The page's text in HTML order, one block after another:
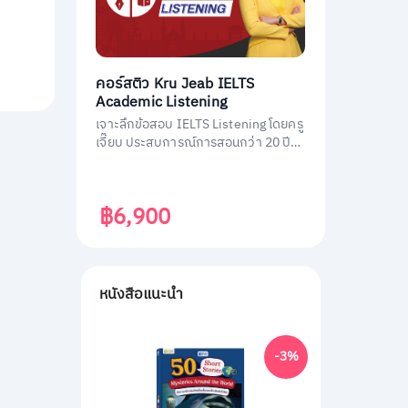
คอร์สติว Kru Jeab IELTS
Academic Listening
เจาะลึกข้อสอบ IELTS Listening โดยครู
เจี๊ยบ ประสบการณ์การสอนกว่า 20 ปี
฿6,900
หนังสือแนะนำ
-3%